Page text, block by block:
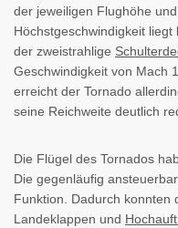
der jeweiligen Flughöhe
Höchstgeschwindigkeit
der zweistrahlige
Geschwindigkeit von Mach
erreicht der Tornado
seine Reichweite deutlich
Die Flügel des Tornados
Die gegenläufig
Funktion. Dadurch konnten
Landeklappen und